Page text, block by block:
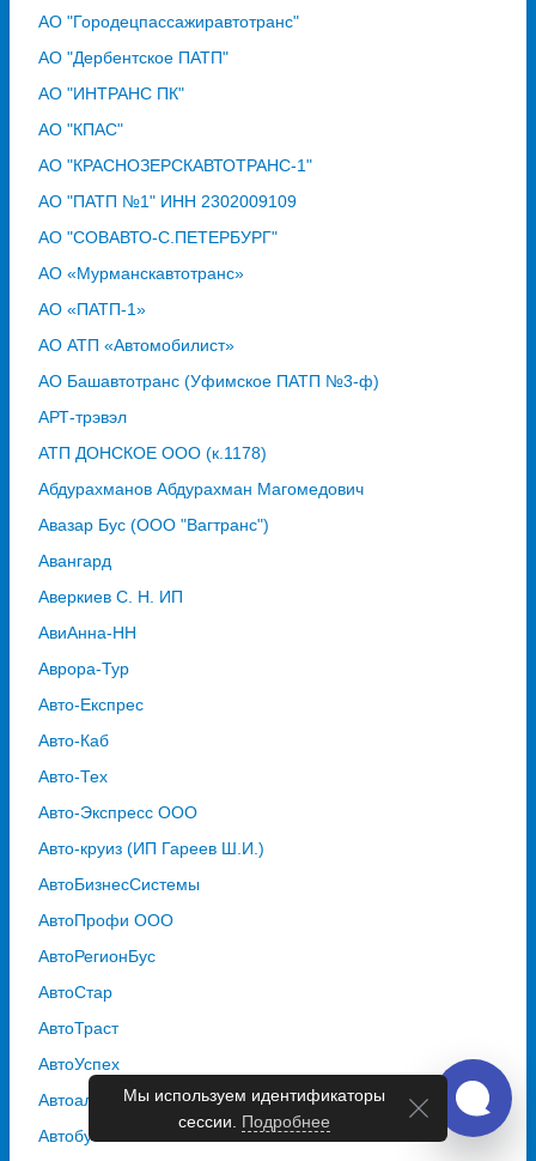
АО "Городецпассажиравтотранс"
АО "Дербентское ПАТП"
АО "ИНТРАНС ПК"
АО "КПАС"
АО "КРАСНОЗЕРСКАВТОТРАНС-1"
АО "ПАТП №1" ИНН 2302009109
АО "СОВАВТО-С.ПЕТЕРБУРГ"
АО «Мурманскавтотранс»
АО «ПАТП-1»
АО АТП «Автомобилист»
АО Башавтотранс (Уфимское ПАТП №3-ф)
АРТ-трэвэл
АТП ДОНСКОЕ ООО (к.1178)
Абдурахманов Абдурахман Магомедович
Авазар Бус (ООО "Вагтранс")
Авангард
Аверкиев С. Н. ИП
АвиАнна-НН
Аврора-Тур
Авто-Експрес
Авто-Каб
Авто-Тех
Авто-Экспресс ООО
Авто-круиз (ИП Гареев Ш.И.)
АвтоБизнесСистемы
АвтоПрофи ООО
АвтоРегионБус
АвтоСтар
АвтоТраст
АвтоУспех
Автоальянс
Автобусная Компания "Столичная"
Мы используем идентификаторы
сессии. Подробнее